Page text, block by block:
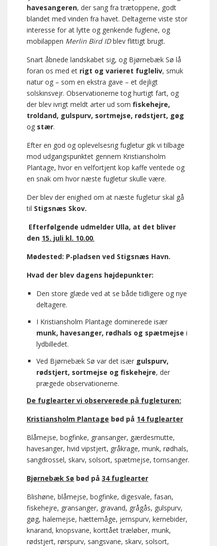
havesangeren, der sang fra trætoppene, godt
blandet med vinden fra havet. Deltagerne viste stor
interesse for at lytte og genkende fuglene, og
mobilappen Merlin Bird IDblev flittigt brugt.
Snart åbnede landskabet sig, og Bjørnebæk Sø lå
foran os med et rigt og varieret fugleliv, smuk
natur og – som en ekstra gave – et dejligt
solskinsvejr. Observationerne tog hurtigt fart, og
der blev ivrigt meldt arter ud som fiskehejre,
troldand, gulspurv, sortmejse, rødstjert, gøg
og stær.
Efter en god og oplevelsesrig fugletur gik vi tilbage
mod udgangspunktet gennem Kristiansholm
Plantage, hvor en velfortjent kop kaffe ventede og
en snak om hvor næste fugletur skulle være.
Der blev der enighed om at næste fugletur skal gå
til Stigsnæs Skov.
Efterfølgende udmelder Ulla, at det bliver
den 15. juli kl. 10.00.
Mødested: P‑pladsen ved Stigsnæs Havn.
Hvad der blev dagens højdepunkter:
Den store glæde ved at se både tidligere og nye
deltagere.
I Kristiansholm Plantage dominerede især
munk, havesanger, rødhals og spætmejse i
lydbilledet.
Ved Bjørnebæk Sø var det især gulspurv,
rødstjert, sortmejse og fiskehejre, der
prægede observationerne.
De fuglearter vi observerede på fugleturen:
Kristiansholm Plantage bød på 14 fuglearter
Blåmejse, bogfinke, gransanger, gærdesmutte,
havesanger, hvid vipstjert, gråkrage, munk, rødhals,
sangdrossel, skarv, solsort, spætmejse, tornsanger.
Bjørnebæk Sø bød på 34 fuglearter
Blishøne, blåmejse, bogfinke, digesvale, fasan,
fiskehejre, gransanger, gravand, grågås, gulspurv,
gøg, halemejse, hættemåge, jernspurv, kernebider,
knarand, knopsvane, korttået træløber, munk,
rødstjert, rørspurv, sangsvane, skarv, solsort,